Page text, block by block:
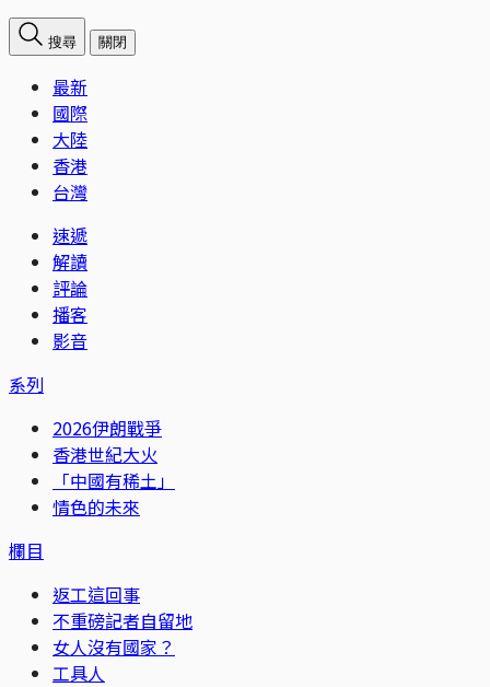
搜尋 關閉
最新
國際
大陸
香港
台灣
速遞
解讀
評論
播客
影音
系列
2026伊朗戰爭
香港世紀大火
「中國有稀土」
情色的未來
欄目
返工這回事
不重磅記者自留地
女人沒有國家？
工具人